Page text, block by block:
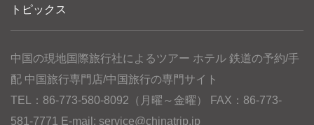
トピックス
中国の現地国際旅行社によるツアー ホテル 鉄道の予約/手
配 中国旅行専門店/中国旅行の専門サイト
TEL：86-773-580-8092（月曜～金曜） FAX：86-773-
581-7771 E-mail: service@chinatrip.jp